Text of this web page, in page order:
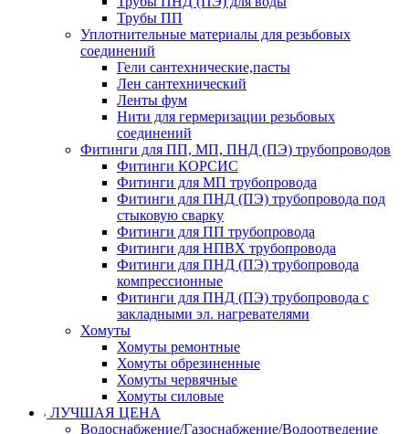
Трубы ПП
Уплотнительные материалы для резьбовых
соединений
Гели сантехнические,пасты
Лен сантехнический
Ленты фум
Нити для гермеризации резьбовых
соединений
Фитинги для ПП, МП, ПНД (ПЭ) трубопроводов
Фитинги КОРСИС
Фитинги для МП трубопровода
Фитинги для ПНД (ПЭ) трубопровода под
стыковую сварку
Фитинги для ПП трубопровода
Фитинги для НПВХ трубопровода
Фитинги для ПНД (ПЭ) трубопровода
компрессионные
Фитинги для ПНД (ПЭ) трубопровода с
закладными эл. нагревателями
Хомуты
Хомуты ремонтные
Хомуты обрезиненные
Хомуты червячные
Хомуты силовые
ЛУЧШАЯ ЦЕНА
Водоснабжение/Газоснабжение/Водоотведение